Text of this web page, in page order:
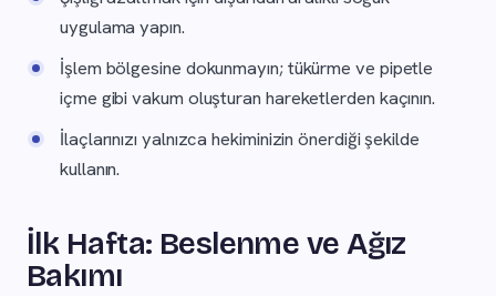
uygulama yapın.
İşlem bölgesine dokunmayın; tükürme ve pipetle
içme gibi vakum oluşturan hareketlerden kaçının.
İlaçlarınızı yalnızca hekiminizin önerdiği şekilde
kullanın.
İlk Hafta: Beslenme ve Ağız
Bakımı